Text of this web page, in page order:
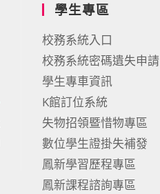
學生專區
校務系統入口
校務系統密碼遺失申請
學生專車資訊
K館訂位系統
失物招領暨惜物專區
數位學生證掛失補發
鳳新學習歷程專區
鳳新課程諮詢專區